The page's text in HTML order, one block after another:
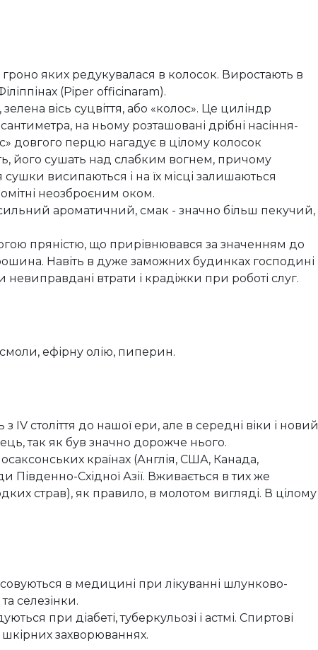
яких редукувалася в колосок. Виростають в
(Piper officinaram).
вісь суцвіття, або «колос». Це циліндр
на ньому розташовані дрібні насіння-
довгого перцю нагадує в цілому колосок
його сушать над слабким вогнем, причому
висипаються і на їх місці залишаються
неозброєним оком.
ароматичний, смак - значно більш пекучий,
пряністю, що прирівнювався за значенням до
Навіть в дуже заможних будинках господині
втрати і крадіжки при роботі слуг.
ефірну олію, пиперин.
століття до нашої ери, але в середні віки і новий
так як був значно дорожче нього.
країнах (Англія, США, Канада,
Південно-Східної Азії. Вживається в тих же
страв), як правило, в молотом вигляді. В цілому
в медицині при лікуванні шлунково-
селезінки.
при діабеті, туберкульозі і астмі. Спиртові
захворюваннях.